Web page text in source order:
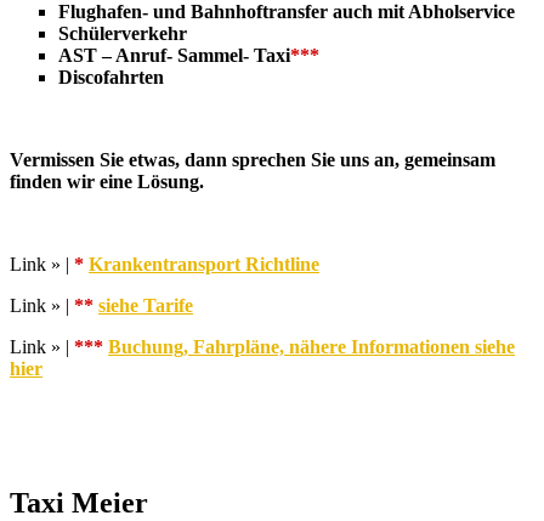
Flughafen- und Bahnhoftransfer auch mit Abholservice
Schülerverkehr
AST – Anruf- Sammel- Taxi***
Discofahrten
Vermissen Sie etwas, dann sprechen Sie uns an, gemeinsam
finden wir eine Lösung.
Link » | * Krankentransport Richtline
Link » | ** siehe Tarife
Link » | *** Buchung, Fahrpläne, nähere Informationen siehe
hier
Taxi Meier